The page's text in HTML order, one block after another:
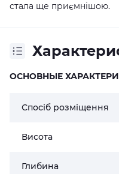
стала ще приємнішою.
ОСНОВНЫЕ
Спосіб розміщення
Висота
Глибина